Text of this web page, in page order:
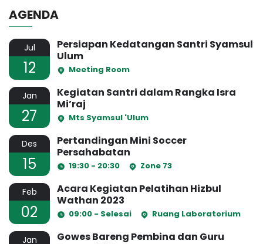
AGENDA
Jul
12
Persiapan Kedatangan Santri Syamsul
Ulum
Meeting Room
Jan
27
Kegiatan Santri dalam Rangka Isra
Mi’raj
Mts Syamsul 'Ulum
Des
15
Pertandingan Mini Soccer
Persahabatan
19:30 - 20:30 Zone 73
Feb
02
Acara Kegiatan Pelatihan Hizbul
Wathan 2023
09:00 - Selesai Ruang Laboratorium
Jan
Gowes Bareng Pembina dan Guru